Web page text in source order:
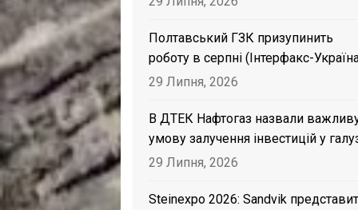
Полтавський ГЗК призупинить
роботу в серпні (Інтерфакс-
29 Липня, 2026
В ДТЕК Нафтогаз назвали
умову залучення інвестицій у
29 Липня, 2026
Steinexpo 2026: Sandvik